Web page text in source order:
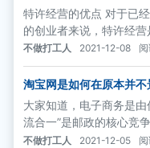
特许经营的优点 对于已
的创业者来说，特许经
式。收入的增加来自特许
更多的特许权持有人加入
不做打工人 2021-12-08
淘宝网是如何在原本并
呢？
大家知道，电子商务是
流合一”是邮政的核心竞
是核心业务，包括函件业
不做打工人 2021-12-05